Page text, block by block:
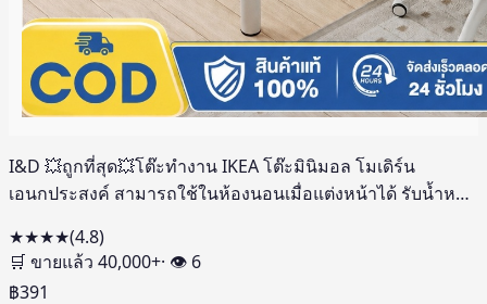
I&D 💥ถูกที่สุด💥โต๊ะทำงาน IKEA โต๊ะมินิมอล โมเดิร์น
เอนกประสงค์ สามารถใช้ในห้องนอนเมื่อแต่งหน้าได้ รับน้ำหนัก
★★★★(4.8)
🛒 ขายแล้ว 40,000+· 👁 6
฿391